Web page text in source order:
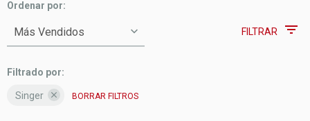
Ordenar por:
FILTRAR
Filtrado por:
Singer BORRAR FILTROS